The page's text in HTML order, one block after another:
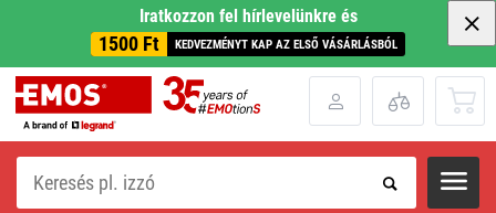
Iratkozzon fel hírlevelünkre és
1500 Ft KEDVEZMÉNYT KAP AZ ELSŐ VÁSÁRLÁSBÓL
Keresés